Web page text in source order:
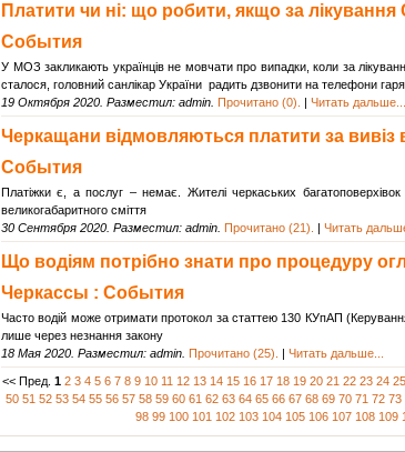
Платити чи ні: що робити, якщо за
События
У МОЗ закликають українців не мовчати про випадки, коли за
сталося, головний санлікар України радить дзвонити на телефони
19 Октября 2020. Разместил: admin. Прочитано (0). | Читать дальше...
Черкащани відмовляються платити за вивіз
События
Платіжки є, а послуг – немає. Жителі черкаських
великогабаритного сміття
30 Сентября 2020. Разместил: admin. Прочитано (21). | Читать
Що водіям потрібно знати про процедуру
Черкассы : События
Часто водій може отримати протокол за статтею 130 КУпАП
лише через незнання закону
18 Мая 2020. Разместил: admin. Прочитано (25). | Читать дальше...
<< Пред. 1 2 3 4 5 6 7 8 9 10 11 12 13 14 15 16 17 18 19 20 21 22 23 24 25
50 51 52 53 54 55 56 57 58 59 60 61 62 63 64 65 66 67 68 69 70 71 72 73
98 99 100 101 102 103 104 105 106 107 108 109